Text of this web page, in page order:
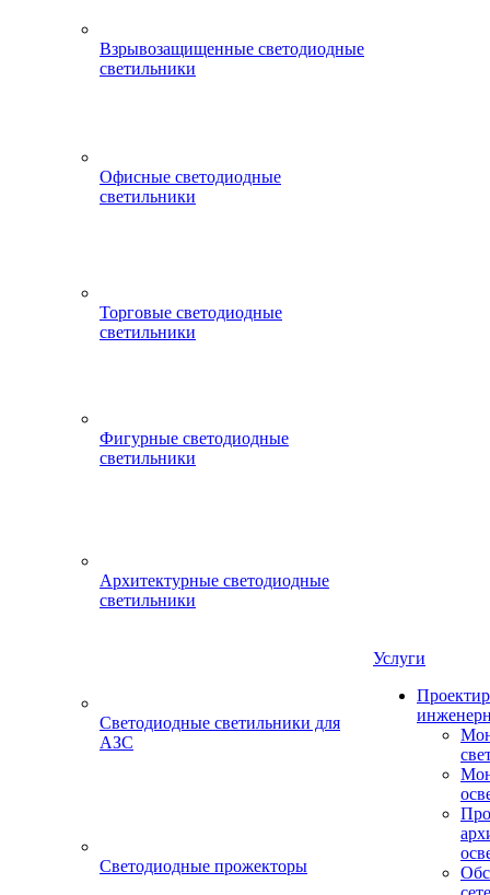
Взрывозащищенные светодиодные
светильники
Офисные светодиодные
светильники
Торговые светодиодные
светильники
Фигурные светодиодные
светильники
Архитектурные светодиодные
светильники
Светодиодные светильники для
АЗС
Светодиодные прожекторы
Услуги